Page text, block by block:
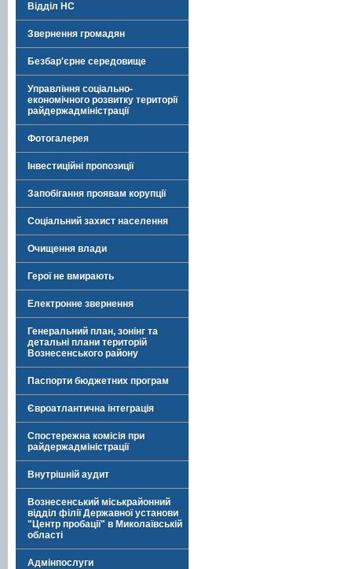
Відділ НС
Звернення громадян
Безбар'єрне середовище
Управління соціально-
економічного розвитку території
райдержадміністрації
Фотогалерея
Інвестиційні пропозиції
Запобігання проявам корупції
Соціальний захист населення
Очищення влади
Герої не вмирають
Електронне звернення
Генеральний план, зонінг та
детальні плани територій
Вознесенського району
Паспорти бюджетних програм
Євроатлантична інтеграція
Спостережна комісія при
райдержадміністрації
Внутрішній аудит
Вознесенський міськрайонний
відділ філії Державної установи
"Центр пробації" в Миколаївській
області
Адмінпослуги